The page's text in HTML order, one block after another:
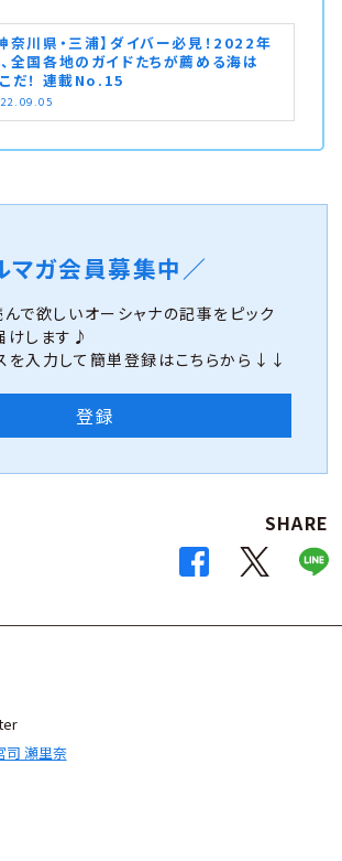
奈川県・三浦】ダイバー必見！2022年
全国各地のガイドたちが薦める海は
だ！ 連載No.15
マガ会員募集中／
で欲しいオーシャナの記事をピック
けします♪
を入力して簡単登録はこちらから↓↓
登録
SHARE
司 瀬里奈